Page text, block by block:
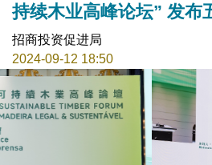
持续木业高峰论坛” 发布
招商投资促进局
2024-09-12 18:50